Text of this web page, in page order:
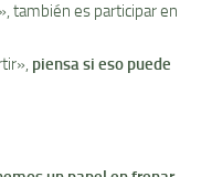
también es participar en
piensa si eso puede